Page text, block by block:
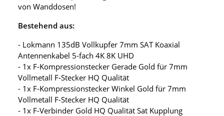
von Wanddosen!
Bestehend aus:
- Lokmann 135dB Vollkupfer 7mm SAT Koaxial
Antennenkabel 5-fach 4K 8K UHD
- 1x F-Kompressionstecker Gerade Gold für 7mm
Vollmetall F-Stecker HQ Qualität
- 1x F-Kompressionstecker Winkel Gold für 7mm
Vollmetall F-Stecker HQ Qualität
- 1x F-Verbinder Gold HQ Qualität Sat Kupplung